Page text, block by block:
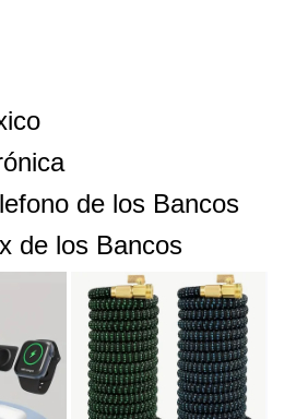
de los Bancos
de los Bancos